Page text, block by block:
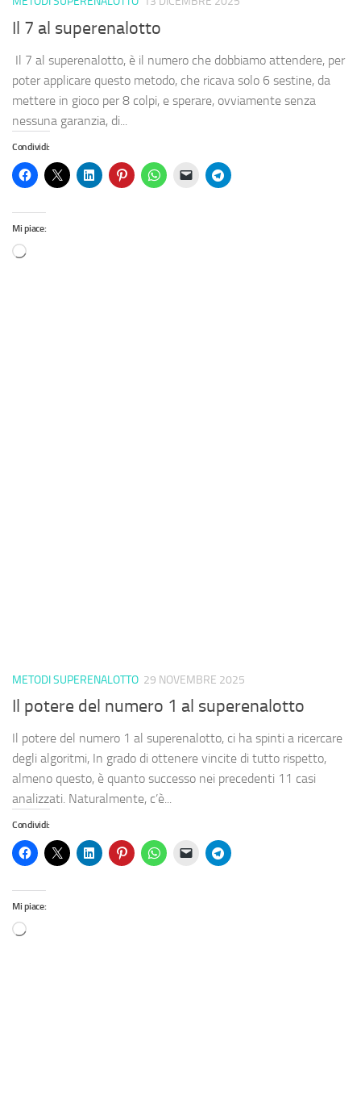
Il 7 al superenalotto
Il 7 al superenalotto, è il numero che dobbiamo attendere, per
poter applicare questo metodo, che ricava solo 6 sestine, da
mettere in gioco per 8 colpi, e sperare, ovviamente senza
nessuna garanzia, di...
Condividi:
Mi piace:
METODI SUPERENALOTTO 29 NOVEMBRE 2025
Il potere del numero 1 al superenalotto
Il potere del numero 1 al superenalotto, ci ha spinti a ricercare
degli algoritmi, In grado di ottenere vincite di tutto rispetto,
almeno questo, è quanto successo nei precedenti 11 casi
analizzati. Naturalmente, c’è...
Condividi:
Mi piace: